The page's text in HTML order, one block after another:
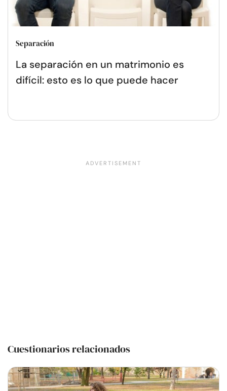
Separación
La separación en un matrimonio es
difícil: esto es lo que puede hacer
Cuestionarios relacionados